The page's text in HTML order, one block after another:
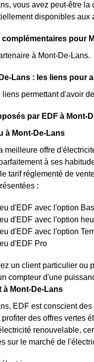
vous avez peut-être
disponibles aux
pour
à Mont-De-Lans.
Lans : les liens pour
liens permettant d'avoir
par EDF à Mont-
à Mont-De-Lans
meilleure offre
à ses
tarif réglementé de
:
d'EDF avec l'option
d'EDF avec l'option
d'EDF avec l'option
d'EDF Pro
un client particulier ou
compteur d'une
à Mont-De-Lans
EDF est conscient
des offres vertes
renouvelable,
sur le marché de